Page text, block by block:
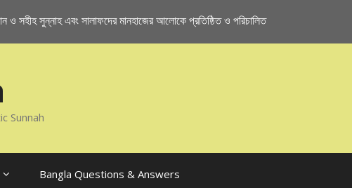
সহীহ সুন্নাহ এবং সালাফদের মানহাজের আলোকে প্রতিষ্ঠিত ও পরিচালিত
Sunnah
Bangla Questions & Answers